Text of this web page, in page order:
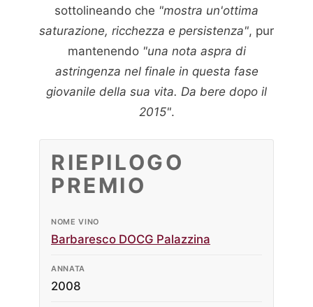
sottolineando che "mostra un'ottima
saturazione, ricchezza e persistenza", pur
mantenendo "una nota aspra di
astringenza nel finale in questa fase
giovanile della sua vita. Da bere dopo il
2015".
RIEPILOGO
PREMIO
NOME VINO
Barbaresco DOCG Palazzina
ANNATA
2008